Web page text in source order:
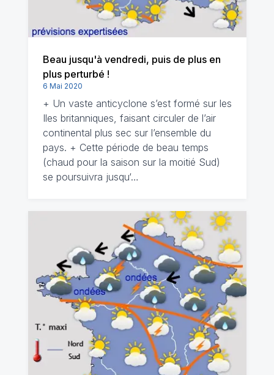
Beau jusqu'à vendredi, puis de plus en
plus perturbé !
6 Mai 2020
+ Un vaste anticyclone s’est formé sur les
Iles britanniques, faisant circuler de l’air
continental plus sec sur l’ensemble du
pays. + Cette période de beau temps
(chaud pour la saison sur la moitié Sud)
se poursuivra jusqu‘…